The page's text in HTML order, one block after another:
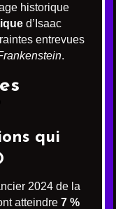
historique
d’Isaac
entrevues
.
qui
2024 de la
atteindre 7 %